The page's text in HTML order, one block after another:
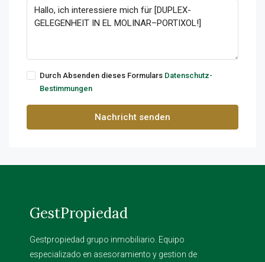
Durch Absenden dieses Formulars Datenschutz-
Bestimmungen
Nachricht senden
GestPropiedad
Gestpropiedad grupo inmobiliario. Equipo
especializado en asesoramiento y gestion de